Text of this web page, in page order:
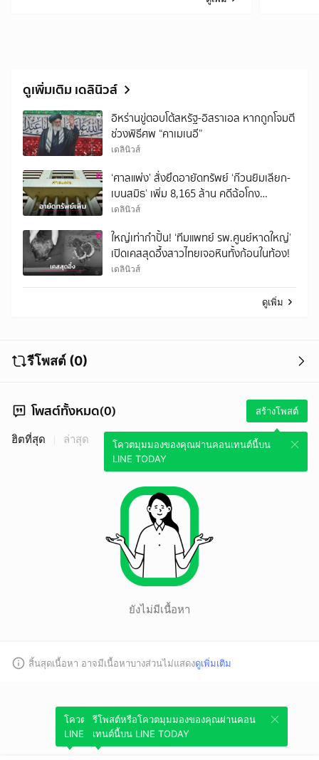
ดูเพิ่มเติม เดลินิวส์
อิหร่านขู่ตอบโต้สหรัฐ-อิสราเอล หากถูกโจมตี
ช่วงพิธีศพ “คาเมเนอี”
เดลินิวส์
‘ศาลแพ่ง’ สั่งยึดอายัดทรัพย์ ‘ก๊วนยิมเลียก-
เบนสมิธ’ เพิ่ม 8,165 ล้าน คดีฉ้อโกง
ประชาชน
เดลินิวส์
ใหญ่เท่ากำปั้น! ‘ทีมแพทย์ รพ.ศูนย์หาดใหญ่’
เปิดเคสสุดอึ้งสาวไทยเจอหินทั้งก้อนในท้อง!
เดลินิวส์
ดูเพิ่ม
รีโพสต์ (0)
โพสต์ทั้งหมด(0) สร้างโพสต์
โควตมุมมองของคุณผ่านคอนเทนต์นี้บน
LINE TODAY
ฮิตที่สุด ล่าสุด
ยังไม่มีเนื้อหา
สิ้นสุดเนื้อหา อาจมีเนื้อหาบางส่วนไม่แสดงดูเพิ่มเติม
โควตมุมมองของคุณผ่านคอนเทนต์นี้บน
LINE TODAY
รีโพสต์หรือโควตมุมมองของคุณผ่านคอน
เทนต์นี้บน LINE TODAY